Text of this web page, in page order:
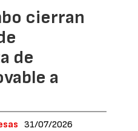
cierran
de
a
31/07/2026